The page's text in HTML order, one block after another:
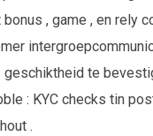
, game , en rely
geschiktheid te
: KYC checks tin
.